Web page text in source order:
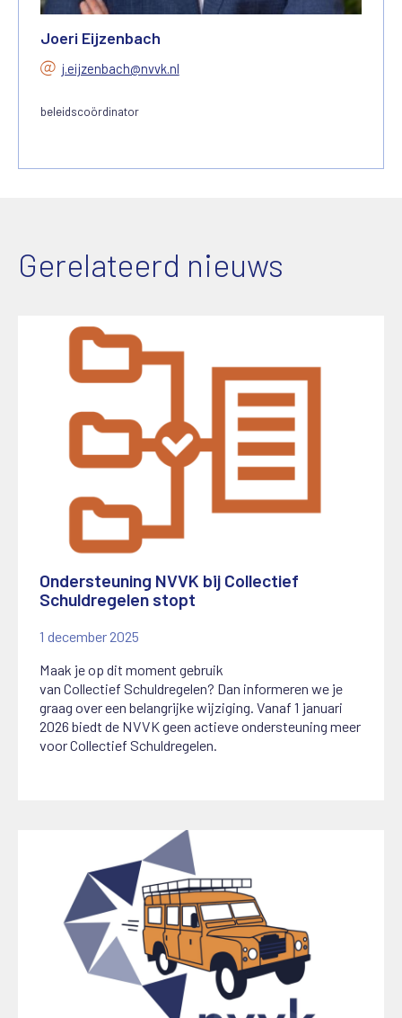
Joeri Eijzenbach
j.eijzenbach@nvvk.nl
beleidscoördinator
Gerelateerd nieuws
Ondersteuning NVVK bij Collectief
Schuldregelen stopt
1 december 2025
Maak je op dit moment gebruik
vanCollectiefSchuldregelen? Dan informeren we je
graag over een belangrijke wijziging. Vanaf 1 januari
2026 biedt de NVVK geen actieve ondersteuning meer
voor Collectief Schuldregelen.